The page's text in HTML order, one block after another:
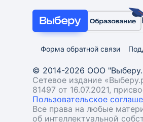
Форма обратной связи
© 2014-2026 ООО
Сетевое издание
81497 от 16.07.2021,
Пользовательское
Все права на любые
об интеллектуальной